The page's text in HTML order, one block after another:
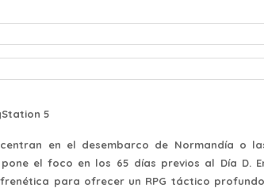
5
en el desembarco de Normandía o
el foco en los 65 días previos al Día D.
para ofrecer un RPG táctico